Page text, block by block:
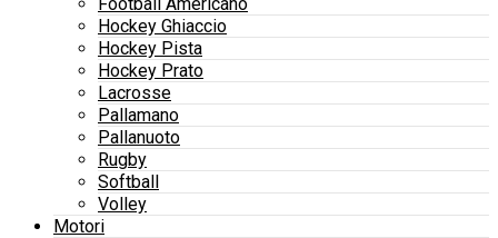
Hockey Ghiaccio
Hockey Pista
Hockey Prato
Lacrosse
Pallamano
Pallanuoto
Rugby
Softball
Volley
Motori